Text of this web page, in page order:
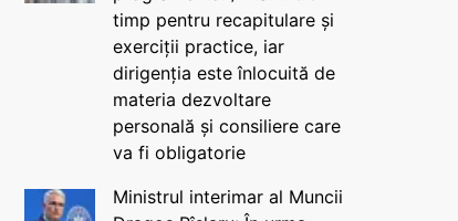
timp pentru recapitulare și
exerciții practice, iar
dirigenția este înlocuită de
materia dezvoltare
personală și consiliere care
va fi obligatorie
Ministrul interimar al Muncii